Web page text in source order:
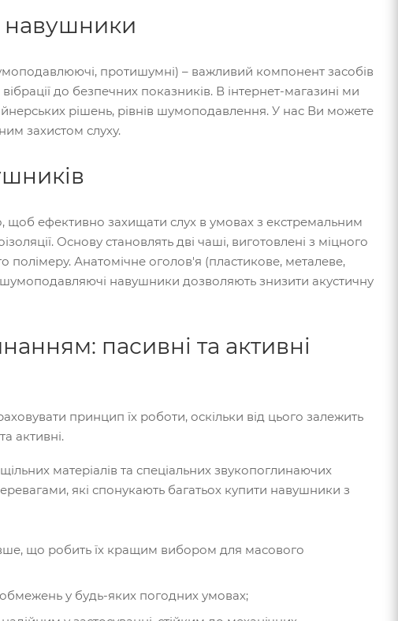
навушники
протишумні) – важливий компонент засобів
до безпечних показників. В інтернет-магазині ми
рішень, рівнів шумоподавлення. У нас Ви можете
захистом слуху.
щоб ефективно захищати слух в умовах з екстремальним
Основу становлять дві чаші, виготовлені з міцного
полімеру. Анатомічне оголов'я (пластикове, металеве,
навушники дозволяють знизити акустичну
пасивні та активні
принцип їх роботи, оскільки від цього залежить
активні.
матеріалів та спеціальних звукопоглинаючих
які спонукають багатьох купити навушники з
що робить їх кращим вибором для масового
у будь-яких погодних умовах;